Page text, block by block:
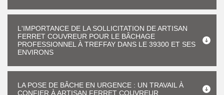
L'IMPORTANCE DE LA SOLLICITATION DE ARTISAN
FERRET COUVREUR POUR LE BÂCHAGE
PROFESSIONNEL À TREFFAY DANS LE 39300 ET SES
ENVIRONS
LA POSE DE BÂCHE EN URGENCE : UN TRAVAIL À
CONFIER À ARTISAN FERRET COUVREUR